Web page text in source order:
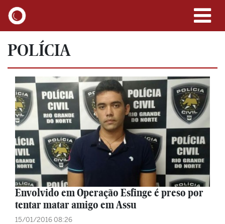
POLÍCIA
Envolvido em Operação Esfinge é preso por
tentar matar amigo em Assu
15/01/2016 08:26